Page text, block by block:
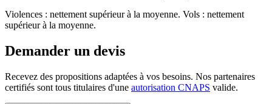
Violences : nettement supérieur à la moyenne. Vols : nettement
supérieur à la moyenne.
Demander un devis
Recevez des propositions adaptées à vos besoins. Nos partenaires
certifiés sont tous titulaires d'une autorisation CNAPS valide.